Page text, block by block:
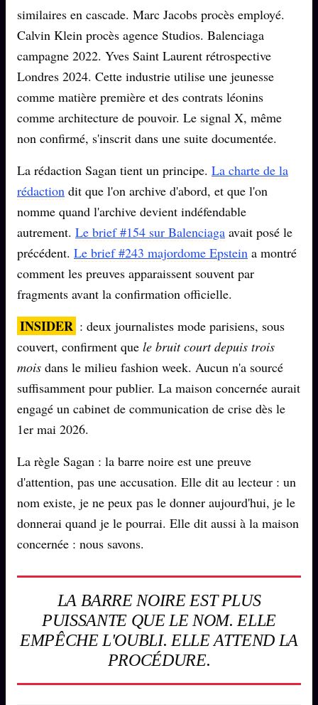
ÉDITORIAL ÉQUIPE + AUTEURS
À propos
Founders
Équipe
Personas
Who is who
Qui baise qui +18
Signatures
Charte éditoriale
Words RadioFM
Archive complète
À la une
Recherche ⌕
Tous les tags
Soumettre un tip
Presse
Business
FAQ
Corrections · Erratum
similaires en cascade. Marc Jacobs procès employé.
Calvin Klein procès agence Studios. Balenciaga
campagne 2022. Yves Saint Laurent rétrospective
Londres 2024. Cette industrie utilise une jeunesse
comme matière première et des contrats léonins
comme architecture de pouvoir. Le signal X, même
non confirmé, s'inscrit dans une suite documentée.
La rédaction Sagan tient un principe. La charte de la
rédaction dit que l'on archive d'abord, et que l'on
nomme quand l'archive devient indéfendable
autrement. Le brief #154 sur Balenciaga avait posé le
précédent. Le brief #243 majordome Epstein a montré
comment les preuves apparaissent souvent par
fragments avant la confirmation officielle.
INSIDER : deux journalistes mode parisiens, sous
couvert, confirment que le bruit court depuis trois
mois dans le milieu fashion week. Aucun n'a sourcé
suffisamment pour publier. La maison concernée aurait
engagé un cabinet de communication de crise dès le
1er mai 2026.
La règle Sagan : la barre noire est une preuve
d'attention, pas une accusation. Elle dit au lecteur : un
nom existe, je ne peux pas le donner aujourd'hui, je le
donnerai quand je le pourrai. Elle dit aussi à la maison
concernée : nous savons.
LA BARRE NOIRE EST PLUS
PUISSANTE QUE LE NOM. ELLE
EMPÊCHE L'OUBLI. ELLE ATTEND LA
PROCÉDURE.